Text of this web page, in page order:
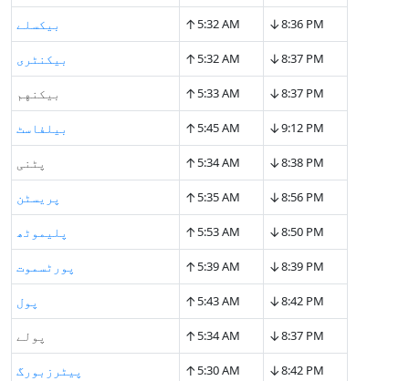
بیکسلے ↑5:32 AM ↓8:36 PM
بیکنٹری ↑5:32 AM ↓8:37 PM
بیکنهم ↑5:33 AM ↓8:37 PM
بیلفاسٹ ↑5:45 AM ↓9:12 PM
پٹنی ↑5:34 AM ↓8:38 PM
پریسٹن ↑5:35 AM ↓8:56 PM
پلیموٹھ ↑5:53 AM ↓8:50 PM
پورٹسموت ↑5:39 AM ↓8:39 PM
پول ↑5:43 AM ↓8:42 PM
پولے ↑5:34 AM ↓8:37 PM
پیٹرزبورگ ↑5:30 AM ↓8:42 PM